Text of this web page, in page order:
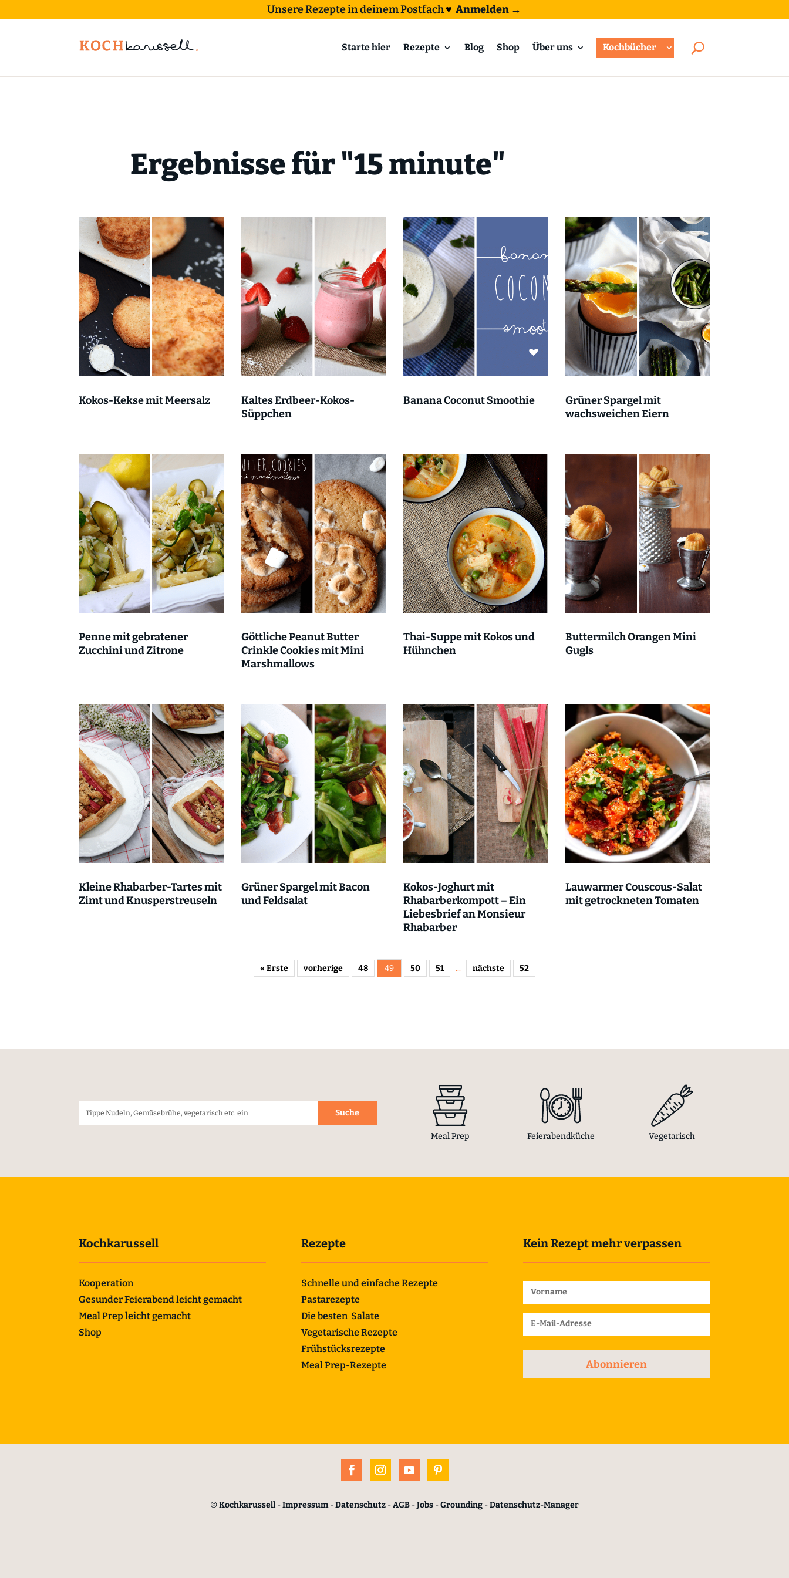
Unsere Rezepte in deinem Postfach♥ Anmelden →
Starte hier Rezepte Blog Shop Über uns Kochbücher
Ergebnisse für "15 minute"
Kokos-Kekse mit Meersalz
Kaltes Erdbeer-Kokos-
Süppchen
Banana Coconut Smoothie
Grüner Spargel mit
wachsweichen Eiern
Penne mit gebratener
Zucchini und Zitrone
Göttliche Peanut Butter
Crinkle Cookies mit Mini
Marshmallows
Thai-Suppe mit Kokos und
Hühnchen
Buttermilch Orangen Mini
Gugls
Kleine Rhabarber-Tartes mit
Zimt und Knusperstreuseln
Grüner Spargel mit Bacon
und Feldsalat
Kokos-Joghurt mit
Rhabarberkompott – Ein
Liebesbrief an Monsieur
Rhabarber
Lauwarmer Couscous-Salat
mit getrockneten Tomaten
« Erste vorherige 48 49 50 51 ... nächste 52
Meal Prep Feierabendküche Vegetarisch
Kochkarussell
Kooperation
Gesunder Feierabend leicht gemacht
Meal Prep leicht gemacht
Shop
Rezepte
Schnelle und einfache Rezepte
Pastarezepte
Die besten Salate
Vegetarische Rezepte
Frühstücksrezepte
Meal Prep-Rezepte
Kein Rezept mehr verpassen
Abonnieren
©Kochkarussell -Impressum-Datenschutz -AGB -Jobs -Grounding -Datenschutz-Manager